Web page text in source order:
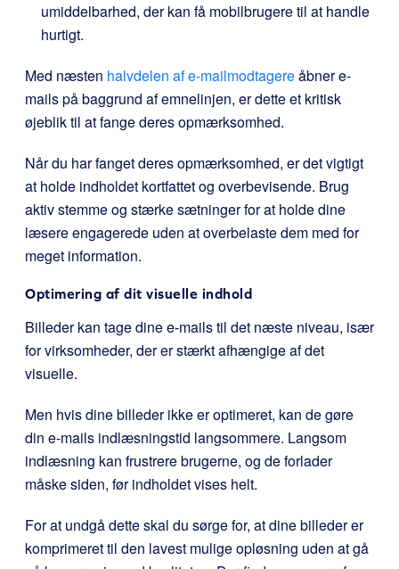
umiddelbarhed, der kan få mobilbrugere til at handle
hurtigt.
Med næsten halvdelen af e-mailmodtagereåbner e-
mails på baggrund af emnelinjen, er dette et kritisk
øjeblik til at fange deres opmærksomhed.
Når du har fanget deres opmærksomhed, er det vigtigt
at holde indholdet kortfattet og overbevisende. Brug
aktiv stemme og stærke sætninger for at holde dine
læsere engagerede uden at overbelaste dem med for
meget information.
Optimering af dit visuelle indhold
Billeder kan tage dine e-mails til det næste niveau, især
for virksomheder, der er stærkt afhængige af det
visuelle.
Men hvis dine billeder ikke er optimeret, kan de gøre
din e-mails indlæsningstid langsommere. Langsom
indlæsning kan frustrere brugerne, og de forlader
måske siden, før indholdet vises helt.
For at undgå dette skal du sørge for, at dine billeder er
komprimeret til den lavest mulige opløsning uden at gå